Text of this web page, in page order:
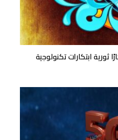
ثورية ابتكارات تكنولوجية